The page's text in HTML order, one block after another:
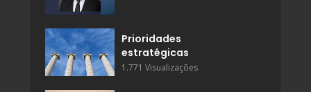
Prioridades
estratégicas
1.771 Visualizações